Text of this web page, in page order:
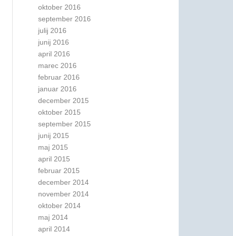
oktober 2016
september 2016
julij 2016
junij 2016
april 2016
marec 2016
februar 2016
januar 2016
december 2015
oktober 2015
september 2015
junij 2015
maj 2015
april 2015
februar 2015
december 2014
november 2014
oktober 2014
maj 2014
april 2014